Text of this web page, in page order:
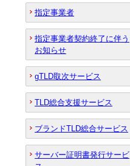
指定事業者
指定事業者契約終了に伴う
お知らせ
gTLD取次サービス
TLD総合支援サービス
ブランドTLD総合サービス
サーバー証明書発行サービ